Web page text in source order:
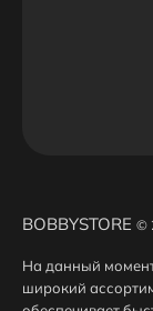
BOBBYSTORE ©
На данный
широкий